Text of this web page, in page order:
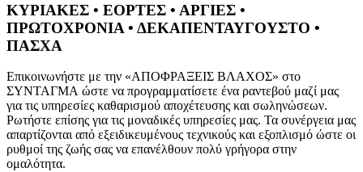
ΚΥΡΙΑΚΕΣ • ΕΟΡΤΕΣ • ΑΡΓΙΕΣ •
ΠΡΩΤΟΧΡΟΝΙΑ • ΔΕΚΑΠΕΝΤΑΥΓΟΥΣΤΟ •
ΠΑΣΧΑ
Επικοινωνήστε με την «ΑΠΟΦΡΑΞΕΙΣ ΒΛΑΧΟΣ» στο
ΣΥΝΤΑΓΜΑ ώστε να προγραμματίσετε ένα ραντεβού μαζί μας
για τις υπηρεσίες καθαρισμού αποχέτευσης και σωληνώσεων.
Ρωτήστε επίσης για τις μοναδικές υπηρεσίες μας. Τα συνέργεια μας
απαρτίζονται από εξειδικευμένους τεχνικούς και εξοπλισμό ώστε οι
ρυθμοί της ζωής σας να επανέλθουν πολύ γρήγορα στην
ομαλότητα.